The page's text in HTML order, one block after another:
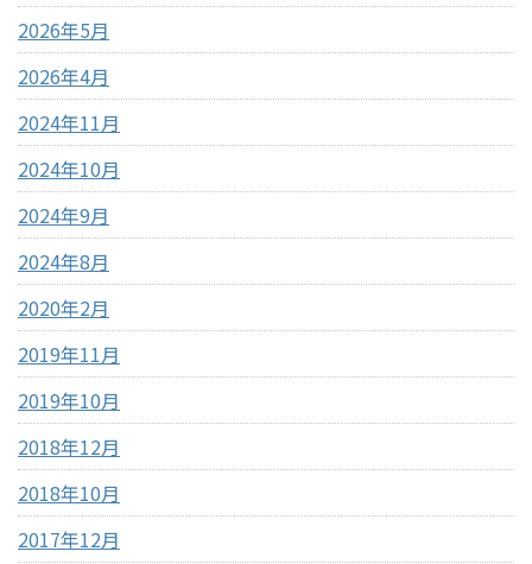
2026年5月
2026年4月
2024年11月
2024年10月
2024年9月
2024年8月
2020年2月
2019年11月
2019年10月
2018年12月
2018年10月
2017年12月